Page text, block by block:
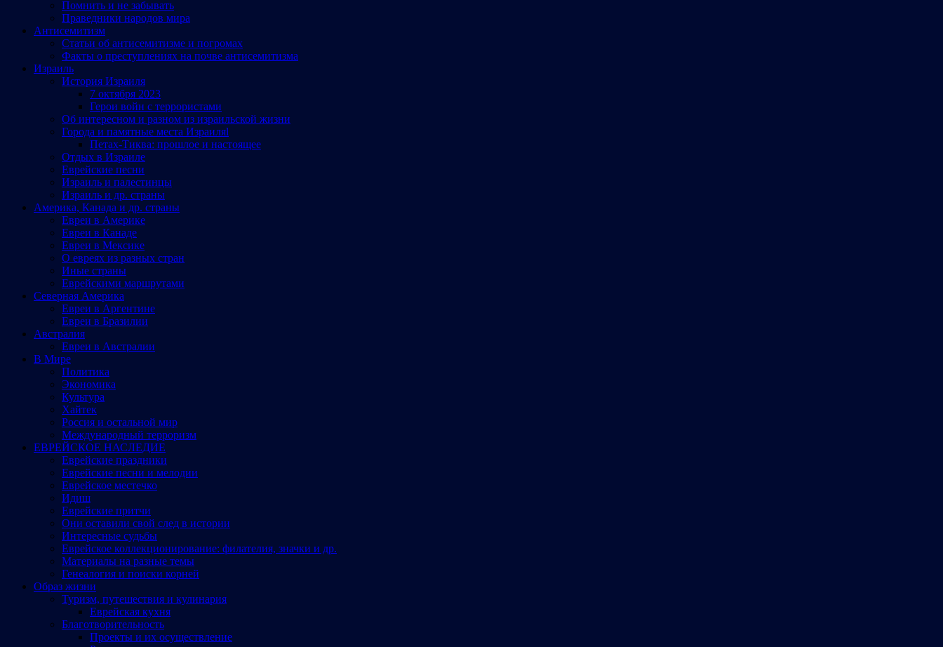
Помнить и не забывать
Праведники народов мира
Антисемитизм
Статьи об антисемитизме и погромах
Факты о преступлениях на почве антисемитизма
Израиль
История Израиля
7 октября 2023
Герои войн с террористами
Об интересном и разном из израильской жизни
Города и памятные места Израиляl
Петах-Тиква: прошлое и настоящее
Отдых в Израиле
Еврейские песни
Израиль и палестинцы
Израиль и др. страны
Америка, Канада и др. страны
Евреи в Америке
Евреи в Канаде
Евреи в Мексике
О евреях из разных стран
Иные страны
Еврейскими маршрутами
Северная Америка
Евреи в Аргентине
Евреи в Бразилии
Австралия
Евреи в Австралии
В Мире
Политика
Экономика
Культура
Хайтек
Россия и остальной мир
Международный терроризм
ЕВРЕЙСКОЕ НАСЛЕДИЕ
Еврейские праздники
Еврейские песни и мелодии
Еврейское местечко
Идиш
Еврейские притчи
Они оставили свой след в истории
Интересные судьбы
Еврейское коллекционирование: филателия, значки и др.
Материалы на разные темы
Генеалогия и поиски корней
Образ жизни
Туризм, путешествия и кулинария
Еврейская кухня
Благотворительность
Проекты и их осуществление